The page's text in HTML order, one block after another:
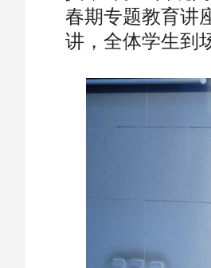
春期专题教育讲
讲，全体学生到